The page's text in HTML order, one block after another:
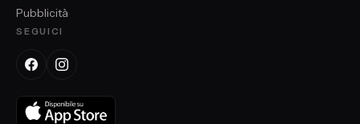
Pubblicità
SEGUICI